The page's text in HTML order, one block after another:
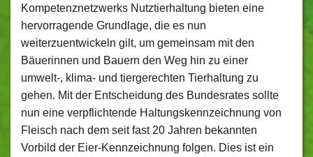
Kompetenznetzwerks Nutztierhaltung bieten eine
hervorragende Grundlage, die es nun
weiterzuentwickeln gilt, um gemeinsam mit den
Bäuerinnen und Bauern den Weg hin zu einer
umwelt-, klima- und tiergerechten Tierhaltung zu
gehen. Mit der Entscheidung des Bundesrates sollte
nun eine verpflichtende Haltungskennzeichnung von
Fleisch nach dem seit fast 20 Jahren bekannten
Vorbild der Eier-Kennzeichnung folgen. Dies ist ein